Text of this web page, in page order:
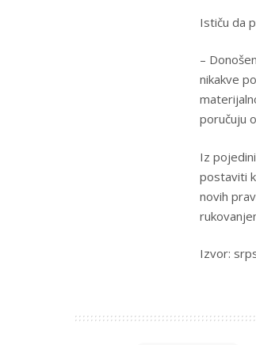
Ističu da
–
nikakve
poručuju
Iz
postaviti
novih
Izvor: